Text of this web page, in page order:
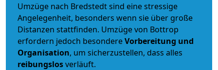
Umzüge nach Bredstedt sind eine stressige
Angelegenheit, besonders wenn sie über große
Distanzen stattfinden. Umzüge von Bottrop
erfordern jedoch besondereVorbereitung und
Organisation, um sicherzustellen, dass alles
reibungslosverläuft.